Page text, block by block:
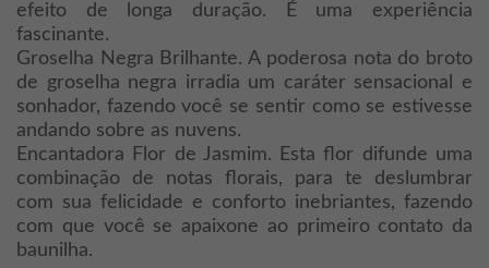
efeito de longa duração. É uma experiência
fascinante.
Groselha Negra Brilhante. A poderosa nota do broto
de groselha negra irradia um caráter sensacional e
sonhador, fazendo você se sentir como se estivesse
andando sobre as nuvens.
Encantadora Flor de Jasmim. Esta flor difunde uma
combinação de notas florais, para te deslumbrar
com sua felicidade e conforto inebriantes, fazendo
com que você se apaixone ao primeiro contato da
baunilha.